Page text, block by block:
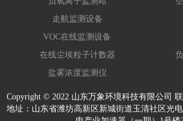
走航监测设备
VOC在线监测设备
在线尘埃粒子计数器
盐雾浓度监测仪
Copyright © 2022 山东万象环境科技有限公司
地址：山东省潍坊高新区新城街道玉清社区光